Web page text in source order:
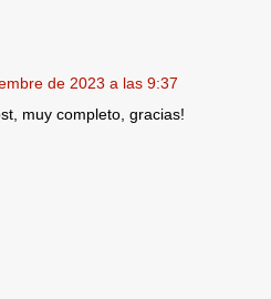
de 2023 a las 9:37
muy completo, gracias!